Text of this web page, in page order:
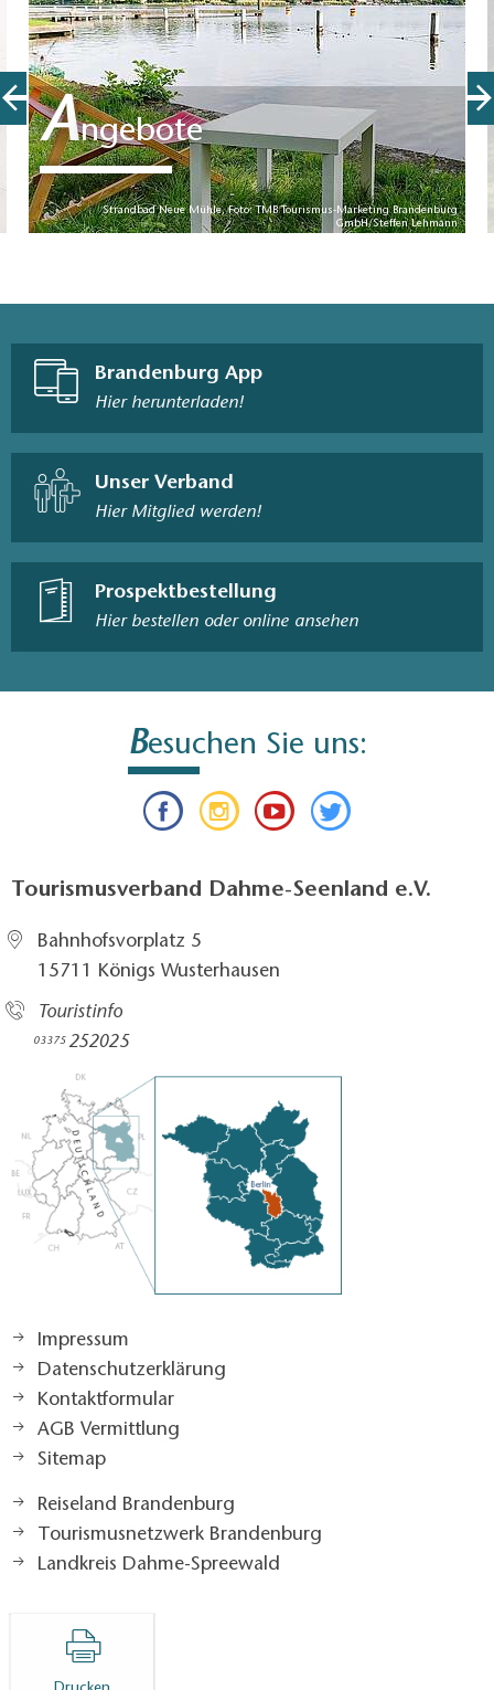
Angebote
Strandbad Neue Mühle, Foto: TMB Tourismus-Marketing Brandenburg
GmbH/Steffen Lehmann
Brandenburg App
Hier herunterladen!
Unser Verband
Hier Mitglied werden!
Prospektbestellung
Hier bestellen oder online ansehen
Besuchen Sie uns:
Tourismusverband Dahme-Seenland e.V.
Bahnhofsvorplatz 5​
15711 Königs Wusterhausen
Touristinfo
03375252025​
Impressum
Datenschutzerklärung
Kontaktformular
AGB Vermittlung
Sitemap
Reiseland Brandenburg
Tourismusnetzwerk Brandenburg
Landkreis Dahme-Spreewald